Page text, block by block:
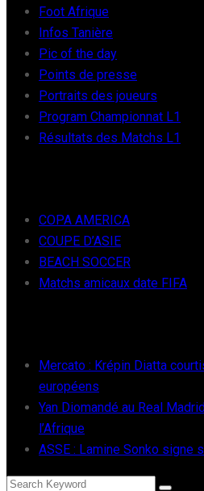
Foot Afrique
Infos Tanière
Pic of the day
Points de presse
Portraits des joueurs
Program Championnat L1
Résultats des Matchs L1
COPA AMERICA
COUPE D’ASIE
BEACH SOCCER
Matchs amicaux date FIFA
Mercato : Krépin Diatta
européens
Yan Diomandé au Real
l’Afrique
ASSE : Lamine Sonko signe